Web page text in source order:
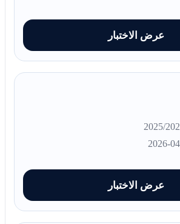
عرض الاختبار
عرض الاختبار